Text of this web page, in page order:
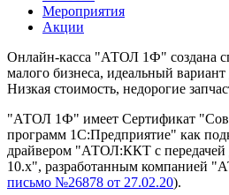
Мероприятия
Акции
Онлайн-касса "АТОЛ 1Ф" создана
малого бизнеса, идеальный
Низкая стоимость, недорогие
"АТОЛ 1Ф" имеет Сертификат
программ 1С:Предприятие" как
драйвером "АТОЛ:ККТ с
10.х", разработанным компанией
письмо №26878 от 27.02.20).